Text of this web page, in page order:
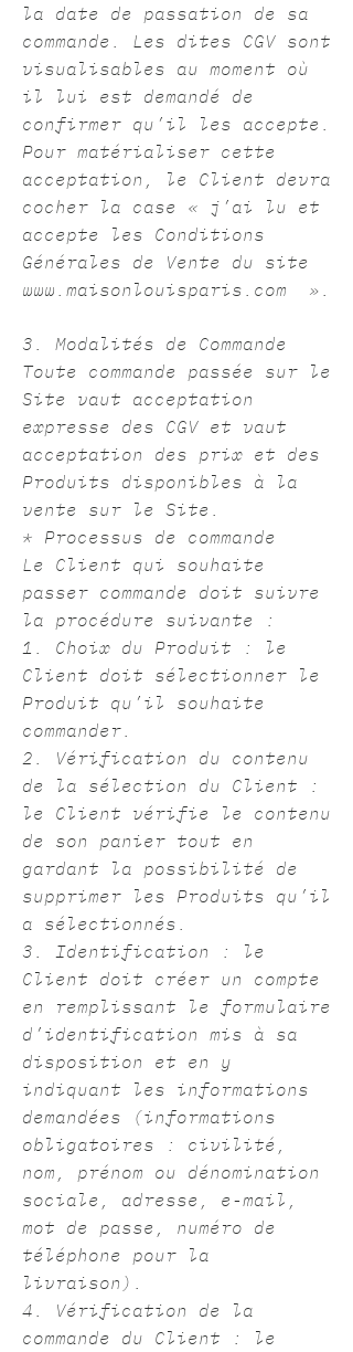
la date de passation de sa
commande. Les dites CGV sont
visualisables au moment où
il lui est demandé de
confirmer qu’il les accepte.
Pour matérialiser cette
acceptation, le Client devra
cocher la case « j’ai lu et
accepte les Conditions
Générales de Vente du site
www.maisonlouisparis.com ».
3. Modalités de Commande
Toute commande passée sur le
Site vaut acceptation
expresse des CGV et vaut
acceptation des prix et des
Produits disponibles à la
vente sur le Site.
* Processus de commande
Le Client qui souhaite
passer commande doit suivre
la procédure suivante :
1. Choix du Produit : le
Client doit sélectionner le
Produit qu’il souhaite
commander.
2. Vérification du contenu
de la sélection du Client :
le Client vérifie le contenu
de son panier tout en
gardant la possibilité de
supprimer les Produits qu’il
a sélectionnés.
3. Identification : le
Client doit créer un compte
en remplissant le formulaire
d’identification mis à sa
disposition et en y
indiquant les informations
demandées (informations
obligatoires : civilité,
nom, prénom ou dénomination
sociale, adresse, e-mail,
mot de passe, numéro de
téléphone pour la
livraison).
4. Vérification de la
commande du Client : le